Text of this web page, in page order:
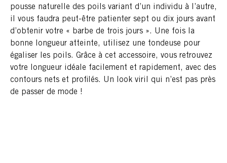
pousse naturelle des poils variant d’un individu à l’autre,
il vous faudra peut-être patienter sept ou dix jours avant
d’obtenir votre « barbe de trois jours ». Une fois la
bonne longueur atteinte, utilisez une tondeuse pour
égaliser les poils. Grâce à cet accessoire, vous retrouvez
votre longueur idéale facilement et rapidement, avec des
contours nets et profilés. Un look viril qui n’est pas près
de passer de mode !